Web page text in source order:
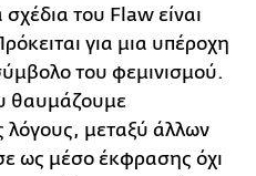
του Flaw είναι
για μια υπέροχη
του φεμινισμού.
θαυμάζουμε
λόγους, μεταξύ άλλων
ως μέσο έκφρασης όχι